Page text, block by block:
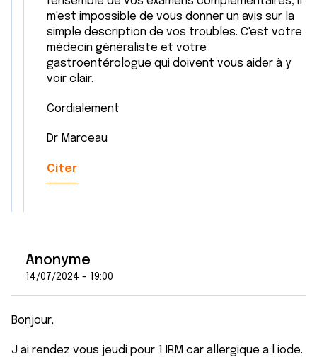
m'est impossible de vous donner un avis sur la
simple description de vos troubles. C'est votre
médecin généraliste et votre
gastroentérologue qui doivent vous aider à y
voir clair.
Cordialement
Dr Marceau
Citer
Anonyme
14/07/2024 - 19:00
Bonjour,
J ai rendez vous jeudi pour 1 IRM car allergique a l iode.